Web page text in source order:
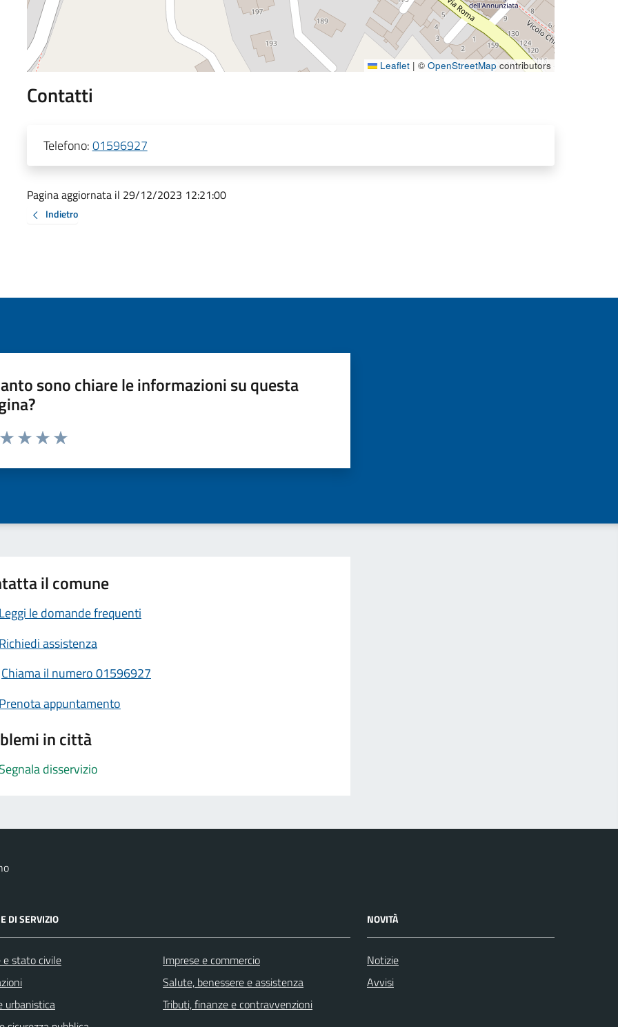
Leaflet | © OpenStreetMap contributors
Contatti
Telefono:01596927
Pagina aggiornata il 29/12/2023 12:21:00
Indietro
sono chiare le informazioni su questa
da 1 a 5 stelle la pagina
il comune
Leggi le domande frequenti
Richiedi assistenza
Chiama il numero 01596927
Prenota appuntamento
in città
Segnala disservizio
DI SERVIZIO
e stato civile
urbanistica
Imprese e commercio
Salute, benessere e assistenza
Tributi, finanze e contravvenzioni
NOVITÀ
Notizie
Avvisi